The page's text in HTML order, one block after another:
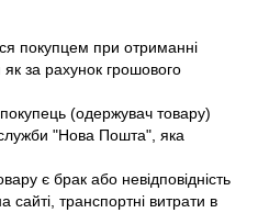
покупцем при отриманні
за рахунок грошового
(одержувач товару)
"Нова Пошта", яка
є брак або невідповідність
транспортні витрати в